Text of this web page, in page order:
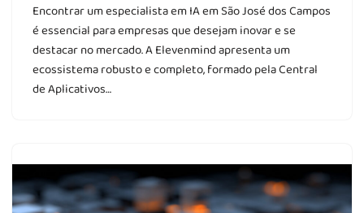
Encontrar um especialista em IA em São José dos Campos
é essencial para empresas que desejam inovar e se
destacar no mercado. A Elevenmind apresenta um
ecossistema robusto e completo, formado pela Central
de Aplicativos…